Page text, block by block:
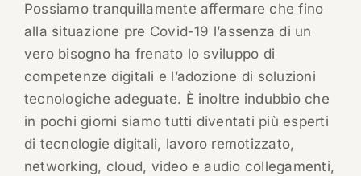
Possiamo tranquillamente affermare che fino
alla situazione pre Covid-19 l’assenza di un
vero bisogno ha frenato lo sviluppo di
competenze digitali e l’adozione di soluzioni
tecnologiche adeguate. È inoltre indubbio che
in pochi giorni siamo tutti diventati più esperti
di tecnologie digitali, lavoro remotizzato,
networking, cloud, video e audio collegamenti,